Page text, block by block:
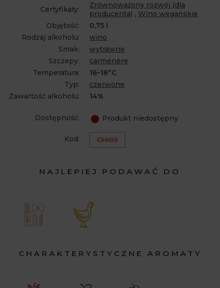
Certyfikaty:
Zrównoważony rozwój (dla
producenta) , Wino wegańskie
Objętość:
0,75 l
Rodzaj alkoholu:
wino
Smak:
wytrawne
Szczepy:
carménère
Temperatura:
16–18°C
Typ:
czerwone
Zawartość alkoholu:
14%
Dostępność: Produkt niedostępny
Kod: CHI05
NAJLEPIEJ PODAWAĆ DO
CHARAKTERYSTYCZNE AROMATY